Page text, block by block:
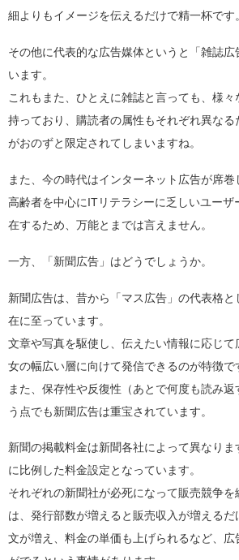
細よりもイメージを伝えるだけで精一杯です
その他に代表的な広告媒体というと「雑誌広
います。
これもまた、ひとえに雑誌と言っても、様
持っており、購読者の属性もそれぞれ異なる
がおのずと限定されてしまいますね。
また、今の時代はインターネット広告が席巻
高齢者を中心にITリテラシーに乏しいユーザ
在するため、万能とまでは言えません。
一方、「新聞広告」はどうでしょうか。
新聞広告は、昔から「マス広告」の代表格と
在に至っています。
文章や写真を駆使し、伝えたい情報に応じて
女の幅広い層に向けて発信できるのが特徴で
また、保存性や反復性（あとで何度も読み
う点でも新聞広告は重宝されています。
新聞の掲載料金は新聞各社によって異なりま
に比例した料金設定となっています。
それぞれの新聞社が必死になって販売競争を
は、発行部数が増えると販売収入が増えるだ
文が増え、料金の単価も上げられるなど、